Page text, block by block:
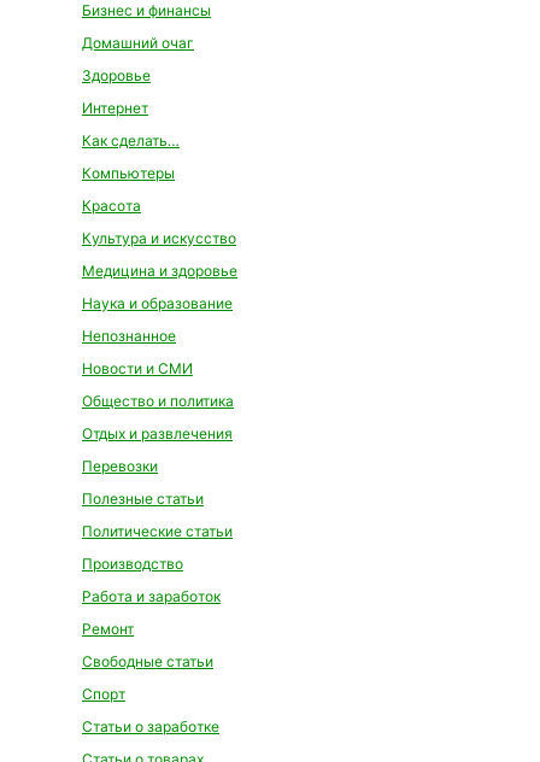
Бизнес и финансы
Домашний очаг
Здоровье
Интернет
Как сделать…
Компьютеры
Красота
Культура и искусство
Медицина и здоровье
Наука и образование
Непознанное
Новости и СМИ
Общество и политика
Отдых и развлечения
Перевозки
Полезные статьи
Политические статьи
Производство
Работа и заработок
Ремонт
Свободные статьи
Спорт
Статьи о заработке